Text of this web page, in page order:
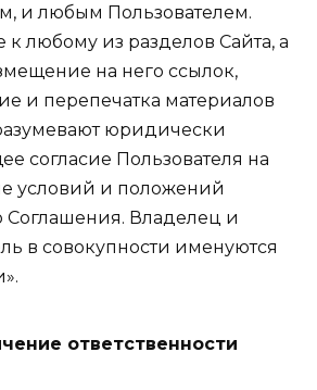
и любым Пользователем.
любому из разделов Сайта, а
на него ссылок,
и перепечатка материалов
юридически
согласие Пользователя на
условий и положений
Соглашения. Владелец и
в совокупности именуются
ответственности